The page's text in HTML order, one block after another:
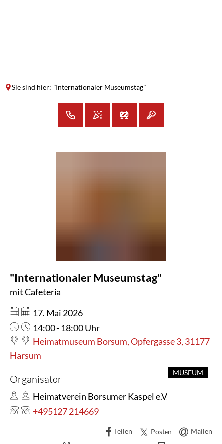
Sie sind hier: "Internationaler Museumstag"
Museumstag"
"Internationaler Museumstag"
mit Cafeteria
Datum:
17. Mai 2026
Uhrzeit:
14:00 - 18:00 Uhr
Heimatmuseum Borsum, Opfergasse 3, 31177
Harsum
Organisator
Heimatverein Borsumer Kaspel e.V.
+495127 214669
MUSEUM
Teilen Posten
Mailen